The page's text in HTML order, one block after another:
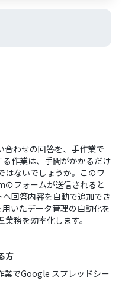
わせの回答を、手作業で
作業は、手間がかかるだけ
はないでしょうか。このワ
フォームが送信されると
回答内容を自動で追加でき
いたデータ管理の自動化を
務を効率化します。
方
でGoogle スプレッドシー